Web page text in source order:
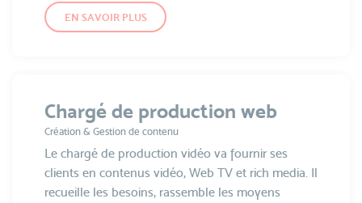
EN SAVOIR PLUS
Chargé de production web
Création & Gestion de contenu
Le chargé de production vidéo va fournir ses
clients en contenus vidéo, Web TV et rich media. Il
recueille les besoins, rassemble les moyens